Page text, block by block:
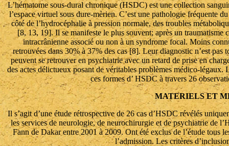
L’hématome sous-dural chronique (HSDC) est une collection
l’espace virtuel sous dure-mèrien. C’est une pathologie fréquente
côté de l’hydrocéphalie à pression normale, des troubles
[8, 13, 19]. Il se manifeste le plus souvent; après un traumatisme
intracrânienne associé ou non à un syndrome focal. Moins
retrouvées dans 30% à 37% des cas [8]. Leur diagnostic n’est pas
peuvent se retrouver en psychiatrie avec un retard de prise en
des actes délictueux posant de véritables problèmes médico-
ces formes d’ HSDC à travers 26
MATERIELS ET
Il s’agit d’une étude rétrospective de 26 cas d’HSDC révélés
les services de neurologie, de neurochirurgie et de psychiatrie de
Fann de Dakar entre 2001 à 2009. Ont été exclus de l’étude tous
l’admission. Les critères